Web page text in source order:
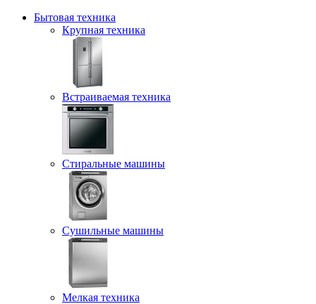
Бытовая техника
Крупная техника
Встраиваемая техника
Стиральные машины
Сушильные машины
Мелкая техника